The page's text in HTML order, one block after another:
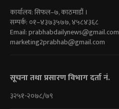
कार्यालय: सिफल–७, काठमाडौं ।
सम्पर्क: ०१–४३७३५७७, ४५८४३६८
Email:prabhabdailynews@gmail.com
marketing2prabhab@gmail.com
सूचना तथा प्रसारण विभाग दर्ता नं.
३२५१-२०७८/७९